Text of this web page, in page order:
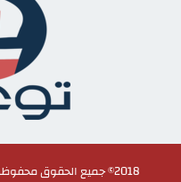
2018© جميع الحقوق محفوظة لمركز